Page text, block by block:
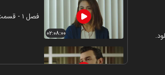
۰۲:۰۸:۰۰
فصل ۱ - قسمت ۶